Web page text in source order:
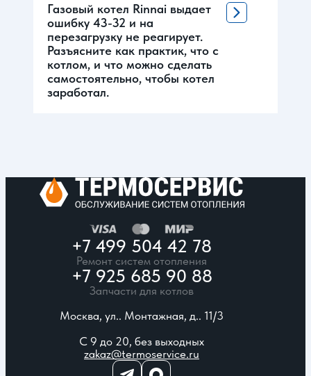
Газовый котел Rinnai выдает
ошибку 43-32 и на
перезагрузку не реагирует.
Разъясните как практик, что с
котлом, и что можно сделать
самостоятельно, чтобы котел
заработал.
+7 499 504 42 78
Ремонт систем отопления
+7 925 685 90 88
Запчасти для котлов
Москва, ул.. Монтажная, д.. 11/3
С 9 до 20, без выходных
zakaz@termoservice.ru